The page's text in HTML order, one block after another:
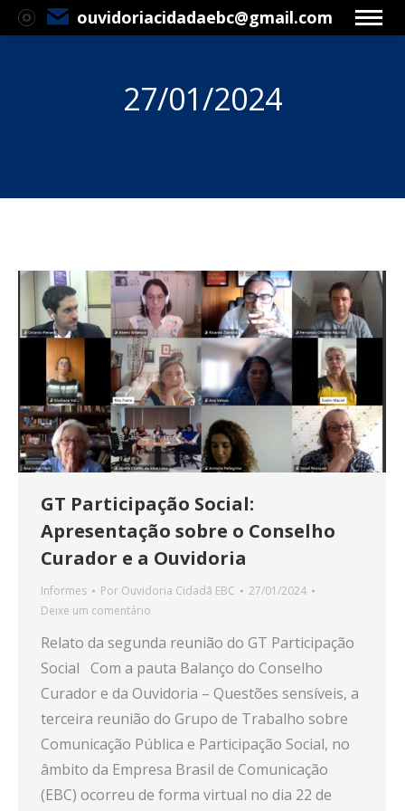
ouvidoriacidadaebc@gmail.com
27/01/2024
GT Participação Social:
Apresentação sobre o Conselho
Curador e a Ouvidoria
Informes Por Ouvidoria Cidadã EBC
27/01/2024
Deixe um comentário
Relato da segunda reunião do GT Participação
Social Com a pauta Balanço do Conselho
Curador e da Ouvidoria – Questões sensíveis, a
terceira reunião do Grupo de Trabalho sobre
Comunicação Pública e Participação Social, no
âmbito da Empresa Brasil de Comunicação
(EBC) ocorreu de forma virtual no dia 22 de